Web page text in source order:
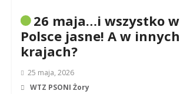
26 maja…i wszystko w
Polsce jasne! A w innych
krajach?
25 maja, 2026
WTZ PSONI Żory